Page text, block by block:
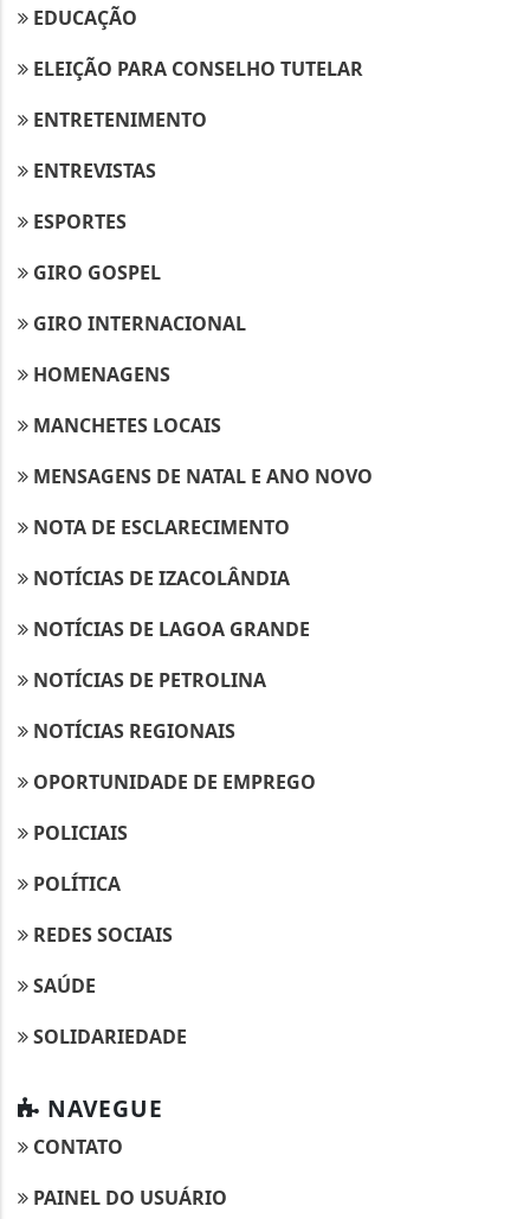
EDUCAÇÃO
ELEIÇÃO PARA CONSELHO TUTELAR
ENTRETENIMENTO
ENTREVISTAS
ESPORTES
GIRO GOSPEL
GIRO INTERNACIONAL
HOMENAGENS
MANCHETES LOCAIS
MENSAGENS DE NATAL E ANO NOVO
NOTA DE ESCLARECIMENTO
NOTÍCIAS DE IZACOLÂNDIA
NOTÍCIAS DE LAGOA GRANDE
NOTÍCIAS DE PETROLINA
NOTÍCIAS REGIONAIS
OPORTUNIDADE DE EMPREGO
POLICIAIS
POLÍTICA
REDES SOCIAIS
SAÚDE
SOLIDARIEDADE
NAVEGUE
CONTATO
PAINEL DO USUÁRIO
Termos de Uso e Privacidade
Esse site utiliza cookies para melhorar sua
entendemos que você concorda com nossos Termos